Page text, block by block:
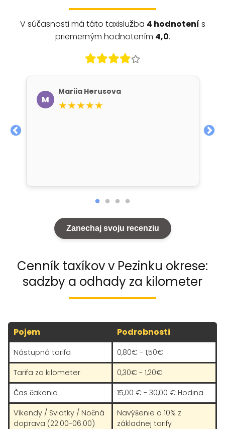
V súčasnosti má táto taxislužba 4 hodnotení s
priemerným hodnotením 4,0.
M
Mariia Herusova
★★★★★
Zanechaj svoju recenziu
Cenník taxíkov v Pezinku okrese:
sadzby a odhady za kilometer
Pojem Podrobnosti
Nástupná tarifa
0,80€ - 1,50€
Tarifa za kilometer
0,30€ - 1,20€
Čas čakania
15,00 € - 30,00 € Hodina
Víkendy / Sviatky / Nočná
doprava (22:00-06:00)
Navýšenie o 10% z
základnej tarify